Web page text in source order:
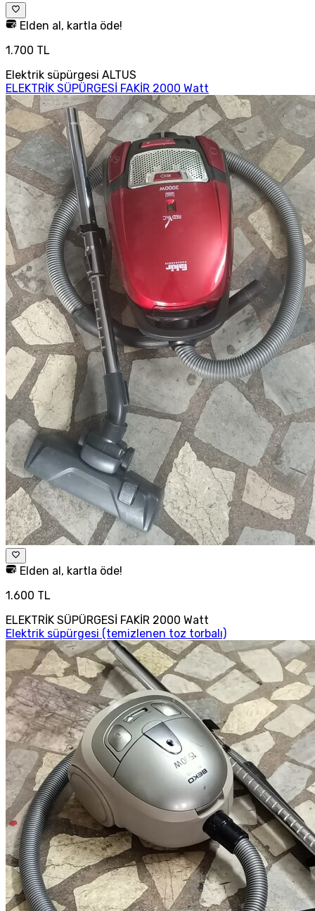
Elden al, kartla öde!
1.700 TL
Elektrik süpürgesi ALTUS
ELEKTRİK SÜPÜRGESİ FAKİR 2000 Watt
Elden al, kartla öde!
1.600 TL
ELEKTRİK SÜPÜRGESİ FAKİR 2000 Watt
Elektrik süpürgesi (temizlenen toz torbalı)